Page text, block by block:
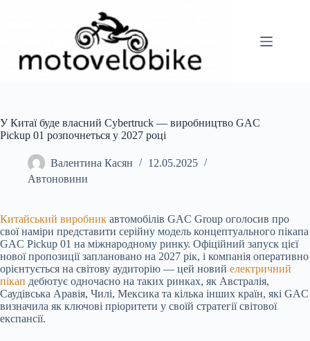
У Китаї буде власний Cybertruck — виробництво GAC
Pickup 01 розпочнеться у 2027 році
Валентина Касян
12.05.2025
Автоновини
Китайський виробник автомобілів GAC Group оголосив про
свої наміри представити серійну модель концептуального пікапа
GAC Pickup 01 на міжнародному ринку. Офіційний запуск цієї
нової пропозиції заплановано на 2027 рік, і компанія оперативно
орієнтується на світову аудиторію — цей новий електричний
пікап дебютує одночасно на таких ринках, як Австралія,
Саудівська Аравія, Чилі, Мексика та кілька інших країн, які GAC
визначила як ключові пріоритети у своїй стратегії світової
експансії.